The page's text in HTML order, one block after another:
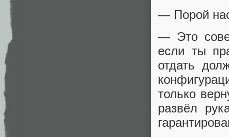
— Порой
— Это
если ты
отдать
только
развёл